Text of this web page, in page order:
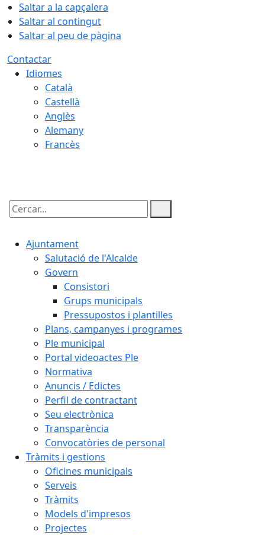
Saltar a la capçalera
Saltar al contingut
Saltar al peu de pàgina
Contactar
Idiomes
Català
Castellà
Anglès
Alemany
Francès
Cercar:
Ajuntament
Salutació de l'Alcalde
Govern
Consistori
Grups municipals
Pressupostos i plantilles
Plans, campanyes i programes
Ple municipal
Portal videoactes Ple
Normativa
Anuncis / Edictes
Perfil de contractant
Seu electrònica
Transparència
Convocatòries de personal
Tràmits i gestions
Oficines municipals
Serveis
Tràmits
Models d'impresos
Projectes